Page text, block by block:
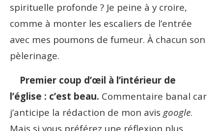
spirituelle profonde ? Je peine à y croire,
comme à monter les escaliers de l’entrée
avec mes poumons de fumeur. À chacun son
pèlerinage.
Premier coup d’œil à l’intérieur de
l’église : c’est beau. Commentaire banal car
j’anticipe la rédaction de mon avis google.
Mais si vous préférez une réflexion plus